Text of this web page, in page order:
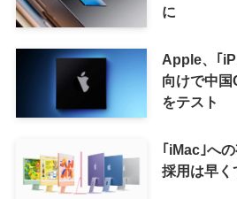
に
Apple、｢
向けで中
をテスト
｢iMac｣へ
採用は早く